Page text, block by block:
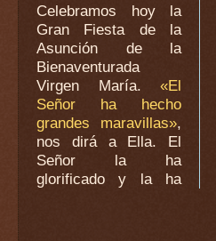
Celebramos hoy la
Gran Fiesta de la
Asunción de la
Bienaventurada
Virgen María. «El
Señor ha hecho
grandes maravillas»,
nos dirá a Ella. El
Señor la ha
glorificado y la ha